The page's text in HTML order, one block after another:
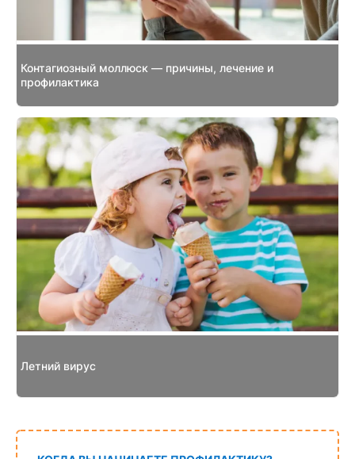
Контагиозный моллюск — причины, лечение и
профилактика
Летний вирус